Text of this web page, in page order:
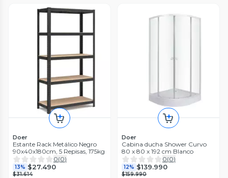
Doer
Estante Rack Metálico Negro
90x40x180cm, 5 Repisas, 175kg
0(0)
13% $27.490
$31.614
Doer
Cabina ducha Shower Curvo
80 x 80 x 192 cm Blanco
0(0)
12% $139.990
$159.990